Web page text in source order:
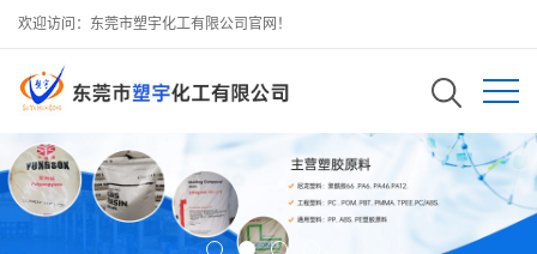
欢迎访问：东莞市塑宇化工有限公司官网！